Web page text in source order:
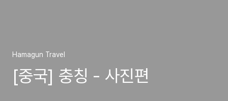
Hamagun Travel
[중국] 충칭 - 사진편